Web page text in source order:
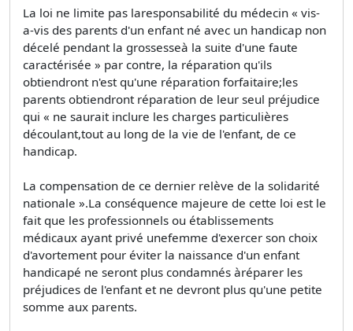
La loi ne limite pas laresponsabilité du médecin « vis-
a-vis des parents d'un enfant né avec un handicap non
décelé pendant la grossesseà la suite d'une faute
caractérisée » par contre, la réparation qu'ils
obtiendront n'est qu'une réparation forfaitaire;les
parents obtiendront réparation de leur seul préjudice
qui « ne saurait inclure les charges particulières
découlant,tout au long de la vie de l'enfant, de ce
handicap.
La compensation de ce dernier relève de la solidarité
nationale ».La conséquence majeure de cette loi est le
fait que les professionnels ou établissements
médicaux ayant privé unefemme d'exercer son choix
d'avortement pour éviter la naissance d'un enfant
handicapé ne seront plus condamnés àréparer les
préjudices de l'enfant et ne devront plus qu'une petite
somme aux parents.